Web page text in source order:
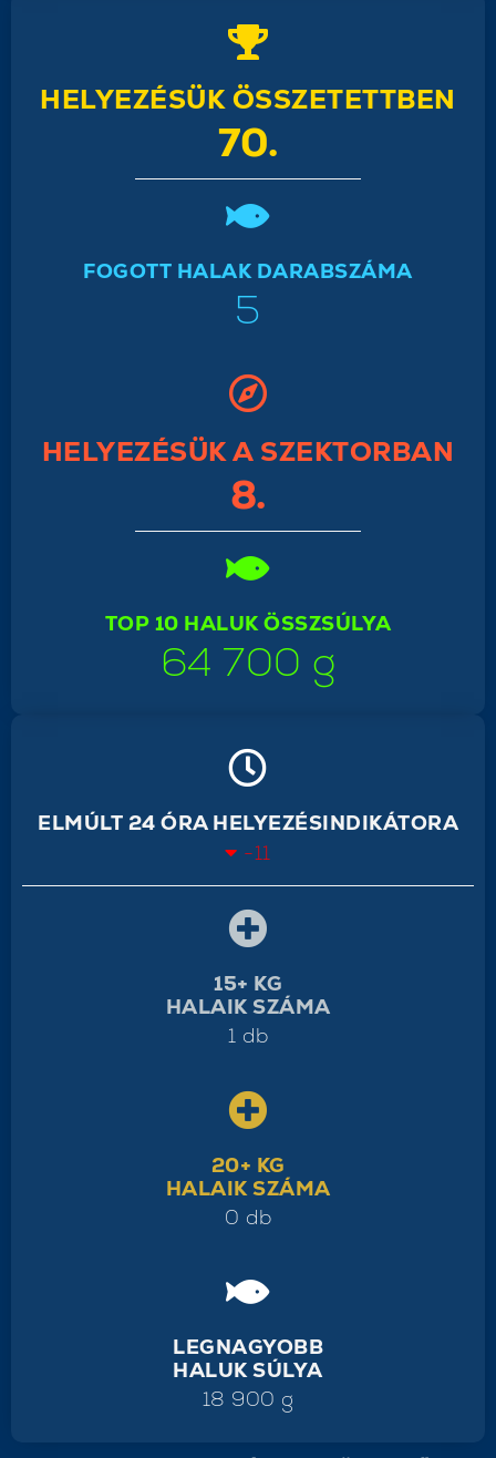
HELYEZÉSÜK ÖSSZETETTBEN
70.
FOGOTT HALAK DARABSZÁMA
5
HELYEZÉSÜK A SZEKTORBAN
8.
TOP 10 HALUK ÖSSZSÚLYA
64 700 g
ELMÚLT 24 ÓRA HELYEZÉSINDIKÁTORA
-11
15+ KG
HALAIK SZÁMA
1 db
20+ KG
HALAIK SZÁMA
0 db
LEGNAGYOBB
HALUK SÚLYA
18 900 g